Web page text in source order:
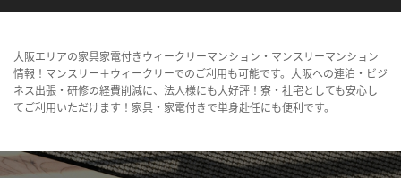
大阪エリアの家具家電付きウィークリーマンション・マンスリーマンション
情報！マンスリー＋ウィークリーでのご利用も可能です。大阪への連泊・ビジ
ネス出張・研修の経費削減に、法人様にも大好評！寮・社宅としても安心し
てご利用いただけます！家具・家電付きで単身赴任にも便利です。